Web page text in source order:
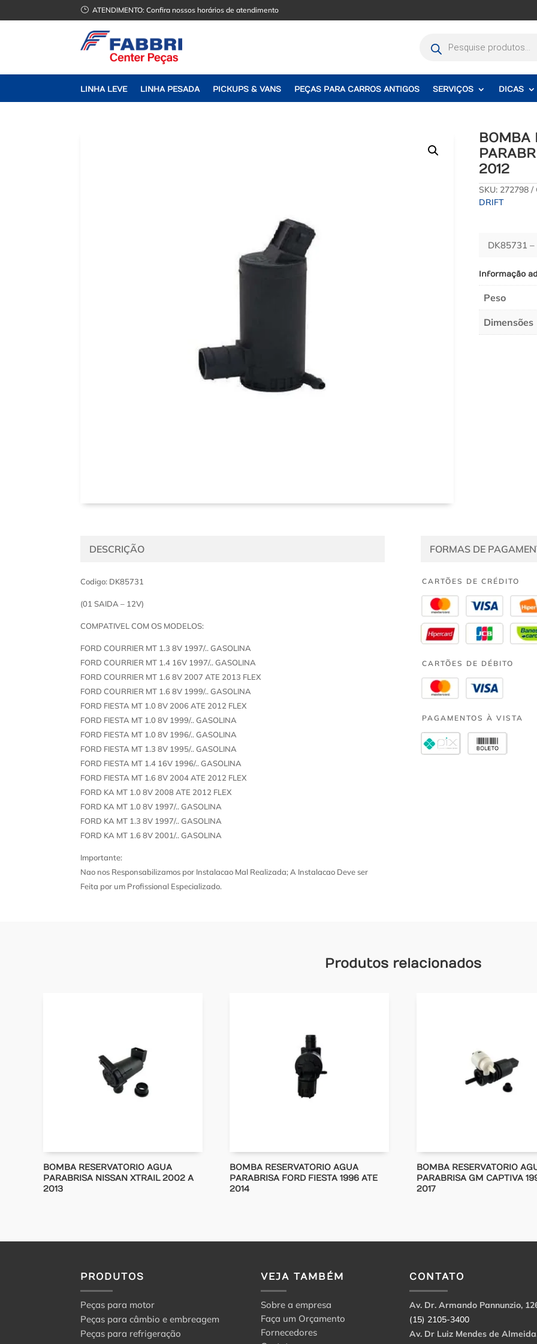
} ATENDIMENTO:Confira nossos horários de atendimento
produtos
LINHA LEVE LINHA PESADA PICKUPS & VANS PEÇAS PARA CARROS ANTIGOS SERVIÇOS DICAS
BOMBA
2012
SKU: 272798
DRIFT
DK85731 –
Informação
Peso
Dimensões
DESCRIÇÃO
Codigo: DK85731
(01 SAIDA – 12V)
COMPATIVEL COM OS MODELOS:
FORD COURRIER MT 1.3 8V 1997/.. GASOLINA
FORD COURRIER MT 1.4 16V 1997/.. GASOLINA
FORD COURRIER MT 1.6 8V 2007 ATE 2013 FLEX
FORD COURRIER MT 1.6 8V 1999/.. GASOLINA
FORD FIESTA MT 1.0 8V 2006 ATE 2012 FLEX
FORD FIESTA MT 1.0 8V 1999/.. GASOLINA
FORD FIESTA MT 1.0 8V 1996/.. GASOLINA
FORD FIESTA MT 1.3 8V 1995/.. GASOLINA
FORD FIESTA MT 1.4 16V 1996/.. GASOLINA
FORD FIESTA MT 1.6 8V 2004 ATE 2012 FLEX
FORD KA MT 1.0 8V 2008 ATE 2012 FLEX
FORD KA MT 1.0 8V 1997/.. GASOLINA
FORD KA MT 1.3 8V 1997/.. GASOLINA
FORD KA MT 1.6 8V 2001/.. GASOLINA
Importante:
Nao nos Responsabilizamos por Instalacao Mal Realizada; A Instalacao Deve ser
Feita por um Profissional Especializado.
FORMAS DE
CARTÕES DE CRÉDITO
CARTÕES DE DÉBITO
PAGAMENTOS À VISTA
Produtos relacionados
BOMBA RESERVATORIO AGUA
PARABRISA NISSAN XTRAIL 2002 A
2013
BOMBA RESERVATORIO AGUA
PARABRISA FORD FIESTA 1996 ATE
2014
BOMBA RESERVATORIO
PARABRISA GM CAPTIVA
2017
PRODUTOS
Peças para motor
Peças para câmbio e embreagem
Peças para refrigeração
VEJA TAMBÉM
Sobre a empresa
Faça um Orçamento
Fornecedores
CONTATO
Av. Dr. Armando Pannunzio,
(15) 2105-3400
Av. Dr Luiz Mendes de